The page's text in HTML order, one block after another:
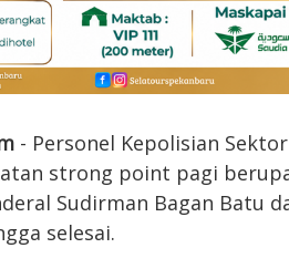
- Personel Kepolisian
strong point pagi
Sudirman Bagan Batu
selesai.